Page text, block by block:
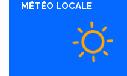
MÉTÉO LOCALE